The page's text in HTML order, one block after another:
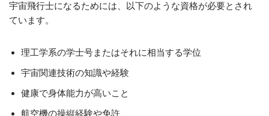
宇宙飛行士になるためには、以下のような資格が必要とされ
ています。
理工学系の学士号またはそれに相当する学位
宇宙関連技術の知識や経験
健康で身体能力が高いこと
航空機の操縦経験や免許